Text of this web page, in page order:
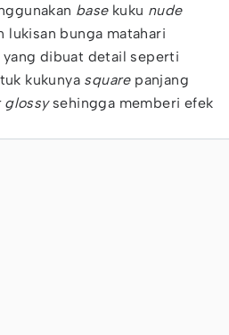
basekuku nude
lukisan bunga matahari
dibuat detail seperti
kukunya squarepanjang
glossysehingga memberi efek